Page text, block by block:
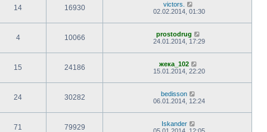
14 16930
victors.
02.02.2014, 01:30
4 10066
prostodrug
24.01.2014, 17:29
15 24186
жека_102
15.01.2014, 22:20
24 30282
bedisson
06.01.2014, 12:24
71 79929
Iskander